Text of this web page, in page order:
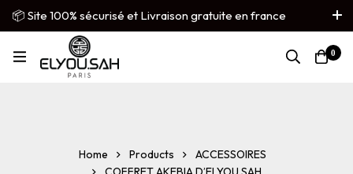
📦 Site 100% sécurisé et Livraison gratuite en france
métropolitaine
French ▼
0
Home Products
ACCESSOIRES